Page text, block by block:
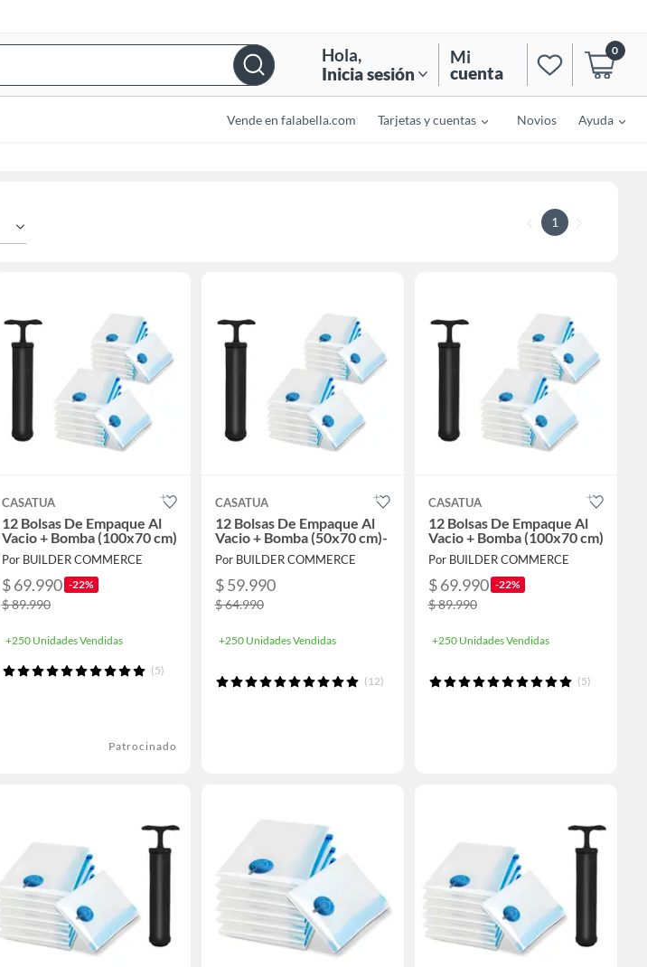
Bar
Hola,
Inicia sesión
Mi
cuenta
0
Vende en falabella.com Tarjetas y cuentas Novios Ayuda
1
CASATUA
12 Bolsas De Empaque Al
Vacio + Bomba (100x70 cm)
Por BUILDER COMMERCE
$ 69.990 -22%
$ 89.990
+250 Unidades Vendidas
(5)
Patrocinado
CASATUA
12 Bolsas De Empaque Al
Vacio + Bomba (50x70 cm)-
Por BUILDER COMMERCE
$ 59.990
$ 64.990
+250 Unidades Vendidas
(12)
CASATUA
12 Bolsas De Empaque Al
Vacio + Bomba (100x70 cm)
Por BUILDER COMMERCE
$ 69.990 -22%
$ 89.990
+250 Unidades Vendidas
(5)